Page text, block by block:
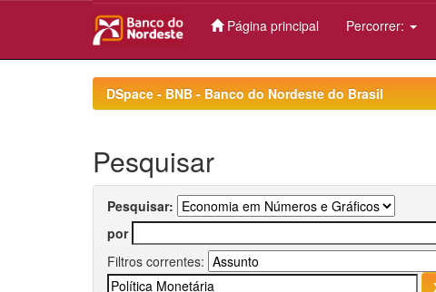
Página principal Percorrer:
DSpace - BNB - Banco do Nordeste do Brasil
Pesquisar
Pesquisar:
por
Filtros correntes: